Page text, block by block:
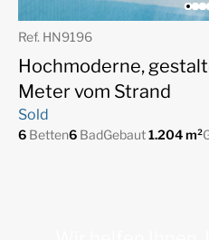
Ref. HN9196
Hochmoderne,
Meter vom Strand
Sold
6 Betten6 BadGebaut1.204 m²